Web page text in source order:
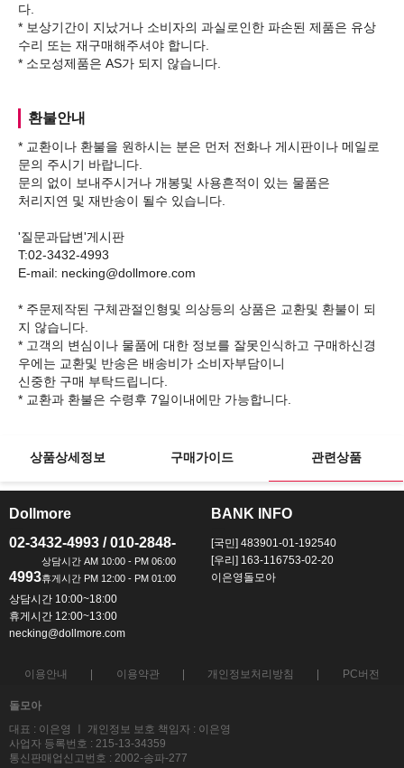
다.
* 보상기간이 지났거나 소비자의 과실로인한 파손된 제품은 유상
수리 또는 재구매해주셔야 합니다.
환불안내
* 교환이나 환불을 원하시는 분은 먼저 전화나 게시판이나 메일로
문의 주시기 바랍니다.
문의 없이 보내주시거나 개봉및 사용흔적이 있는 물품은
처리지연 및 재반송이 될수 있습니다.
'질문과답변'게시판
T:02-3432-4993
E-mail: necking@dollmore.com
* 주문제작된 구체관절인형및 의상등의 상품은 교환및 환불이 되
지 않습니다.
* 고객의 변심이나 물품에 대한 정보를 잘못인식하고 구매하신경
우에는 교환및 반송은 배송비가 소비자부담이니
신중한 구매 부탁드립니다.
상품상세정보 구매가이드 관련상품
Dollmore
02-3432-4993 / 010-2848-
4993
상담시간 10:00~18:00
휴게시간 12:00~13:00
necking@dollmore.com
BANK INFO
[국민] 483901-01-192540
[우리] 163-116753-02-20
이은영돌모아
이용안내 이용약관 개인정보처리방침 PC버전
돌모아
대표 : 이은영 ㅣ 개인정보 보호 책임자 : 이은영
사업자 등록번호 : 215-13-34359
통신판매업신고번호 : 2002-송파-277